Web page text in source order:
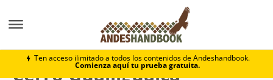
Ten acceso ilimitado a todos los contenidos de Andeshandbook.
Comienza aquí tu prueba gratuita.
Cerro Gualliguaica
Cerro Gualliguaica(1.416m)